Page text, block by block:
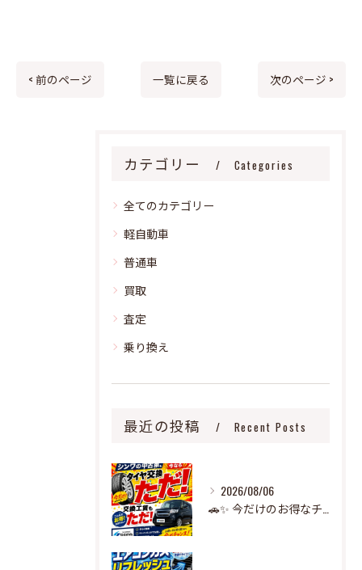
< 前のページ 一覧に戻る 次のページ >
カテゴリー Categories
全てのカテゴリー
軽自動車
普通車
買取
査定
乗り換え
最近の投稿 Recent Posts
2026/08/06
🚗✨ 今だけのお得なチャンス！ ✨🚗